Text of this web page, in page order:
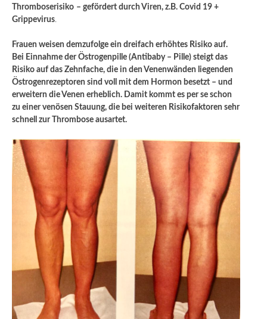
Thromboserisiko – gefördert durch Viren, z.B. Covid 19 +
Grippevirus.
Frauen weisen demzufolge ein dreifach erhöhtes Risiko auf.
Bei Einnahme der Östrogenpille (Antibaby – Pille) steigt das
Risiko auf das Zehnfache, die in den Venenwänden liegenden
Östrogenrezeptoren sind voll mit dem Hormon besetzt – und
erweitern die Venen erheblich. Damit kommt es per se schon
zu einer venösen Stauung, die bei weiteren Risikofaktoren sehr
schnell zur Thrombose ausartet.